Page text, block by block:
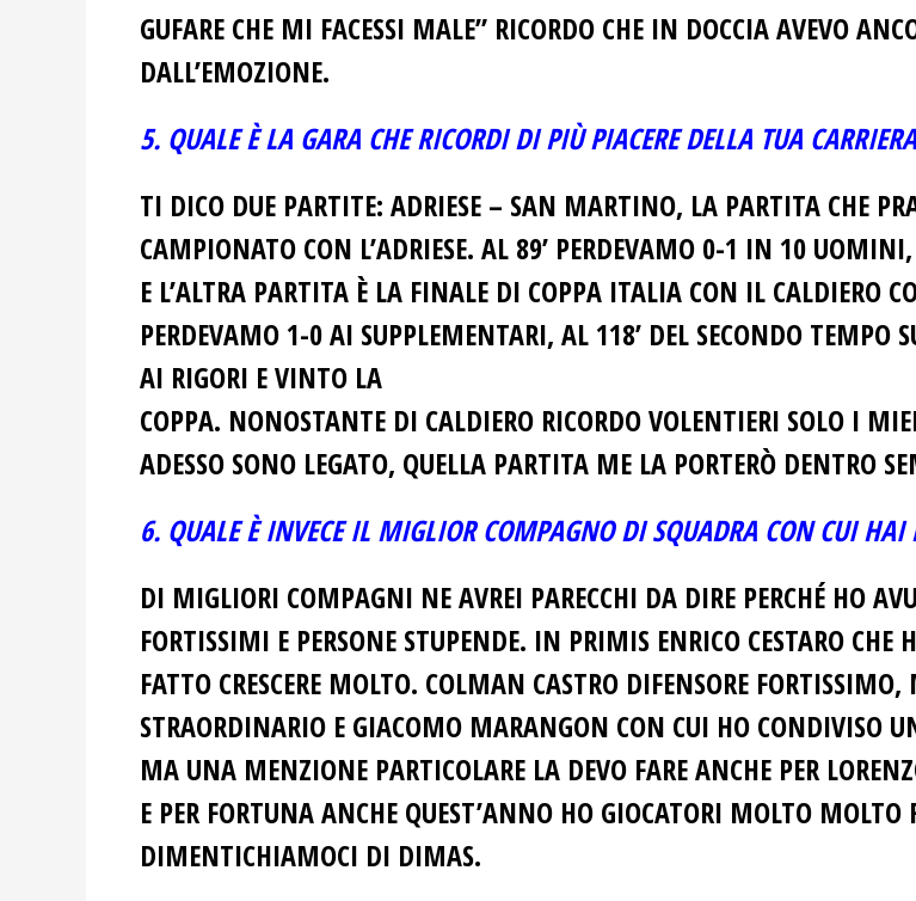
GUFARE CHE MI FACESSI MALE” RICORDO CHE IN DOCCIA AVEVO
DALL’EMOZIONE.
5. QUALE È LA GARA CHE RICORDI DI PIÙ PIACERE DELLA TUA
TI DICO DUE PARTITE: ADRIESE – SAN MARTINO, LA PARTITA CHE
CAMPIONATO CON L’ADRIESE. AL 89’ PERDEVAMO 0-1 IN 10
E L’ALTRA PARTITA È LA FINALE DI COPPA ITALIA CON IL CALDIERO
PERDEVAMO 1-0 AI SUPPLEMENTARI, AL 118’ DEL SECONDO TEMPO
AI RIGORI E VINTO LA
COPPA. NONOSTANTE DI CALDIERO RICORDO VOLENTIERI SOLO I
ADESSO SONO LEGATO, QUELLA PARTITA ME LA PORTERÒ DENTRO
6. QUALE È INVECE IL MIGLIOR COMPAGNO DI SQUADRA CON CUI
DI MIGLIORI COMPAGNI NE AVREI PARECCHI DA DIRE PERCHÉ HO
FORTISSIMI E PERSONE STUPENDE. IN PRIMIS ENRICO CESTARO
FATTO CRESCERE MOLTO. COLMAN CASTRO DIFENSORE
STRAORDINARIO E GIACOMO MARANGON CON CUI HO CONDIVISO
MA UNA MENZIONE PARTICOLARE LA DEVO FARE ANCHE PER
E PER FORTUNA ANCHE QUEST’ANNO HO GIOCATORI MOLTO MOLTO
DIMENTICHIAMOCI DI DIMAS.